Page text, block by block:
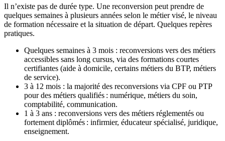
Il n’existe pas de durée type. Une reconversion peut prendre de
quelques semaines à plusieurs années selon le métier visé, le niveau
de formation nécessaire et la situation de départ. Quelques repères
pratiques.
Quelques semaines à 3 mois : reconversions vers des métiers
accessibles sans long cursus, via des formations courtes
certifiantes (aide à domicile, certains métiers du BTP, métiers
de service).
3 à 12 mois : la majorité des reconversions via CPF ou PTP
pour des métiers qualifiés : numérique, métiers du soin,
comptabilité, communication.
1 à 3 ans : reconversions vers des métiers réglementés ou
fortement diplômés : infirmier, éducateur spécialisé, juridique,
enseignement.